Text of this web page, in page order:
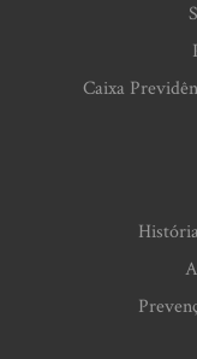
Caixa